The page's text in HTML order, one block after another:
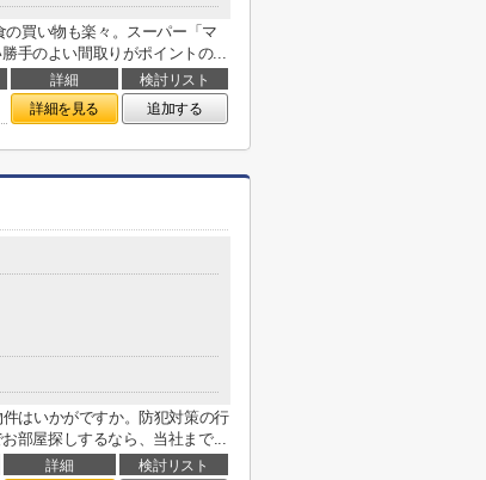
買い物も楽々。スーパー「マ
手のよい間取りがポイントの...
詳細
検討リスト
詳細を見る 追加する
はいかがですか。防犯対策の行
部屋探しするなら、当社まで...
詳細
検討リスト